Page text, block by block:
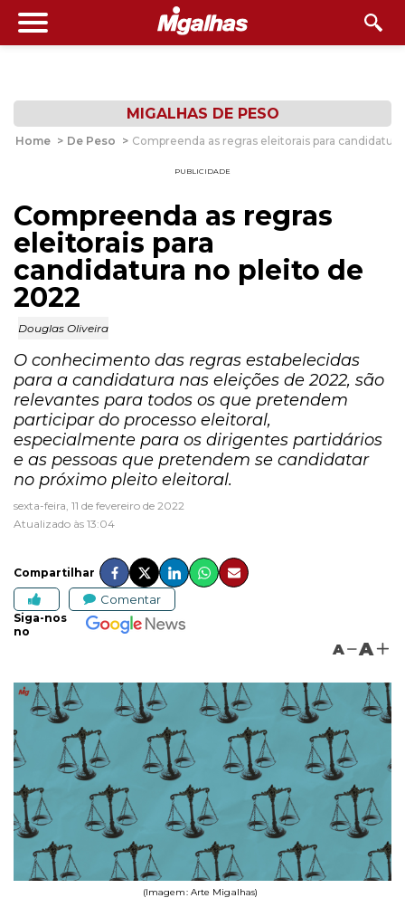
MIGALHAS DE PESO
Home > De Peso > Compreenda as regras eleitorais para
PUBLICIDADE
Compreenda as regras
eleitorais para
candidatura no pleito de
2022
Douglas Oliveira
O conhecimento das regras estabelecidas
para a candidatura nas eleições de 2022, são
relevantes para todos os que pretendem
participar do processo eleitoral,
especialmente para os dirigentes partidários
e as pessoas que pretendem se candidatar
no próximo pleito eleitoral.
sexta-feira, 11 de fevereiro de 2022
Atualizado às 13:04
Compartilhar
Comentar
Siga-nos
no
A A
(Imagem: Arte Migalhas)